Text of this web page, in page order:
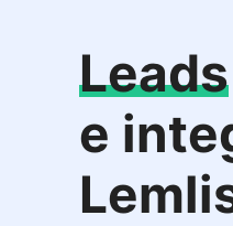
Leads
e